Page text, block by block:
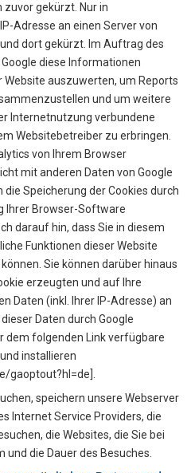
gekürzt. Nur in
Adresse an einen Server von
dort gekürzt. Im Auftrag des
diese Informationen
Website auszuwerten, um Reports
und um weitere
Internetnutzung verbundene
Websitebetreiber zu erbringen.
von Ihrem Browser
mit anderen Daten von Google
Speicherung der Cookies durch
Ihrer Browser-Software
darauf hin, dass Sie in diesem
Funktionen dieser Website
Sie können darüber hinaus
erzeugten und auf Ihre
Daten (inkl. Ihrer IP-Adresse) an
Daten durch Google
dem folgenden Link verfügbare
installieren
gaoptout?hl=de].
speichern unsere Webserver
Internet Service Providers, die
die Websites, die Sie bei
die Dauer des Besuches.